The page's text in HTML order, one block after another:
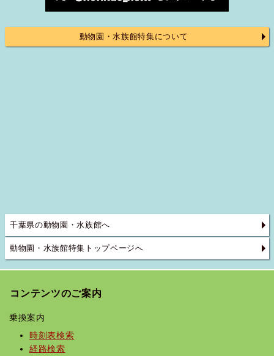
動物園・水族館特集について
千葉県の動物園・水族館へ
動物園・水族館特集トップページへ
コンテンツのご案内
乗換案内
時刻表検索
経路検索